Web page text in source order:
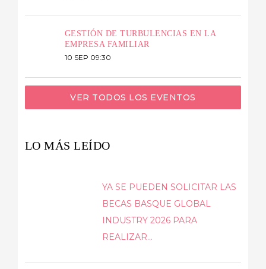
GESTIÓN DE TURBULENCIAS EN LA
EMPRESA FAMILIAR
10 SEP 09:30
VER TODOS LOS EVENTOS
LO MÁS LEÍDO
YA SE PUEDEN SOLICITAR LAS
BECAS BASQUE GLOBAL
INDUSTRY 2026 PARA
REALIZAR...